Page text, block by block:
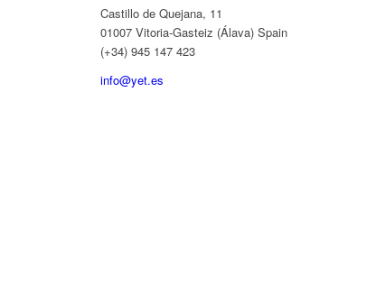
Castillo de Quejana, 11
01007 Vitoria-Gasteiz (Álava) Spain
(+34) 945 147 423
info@yet.es